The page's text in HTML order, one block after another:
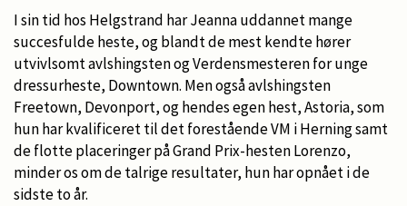
I sin tid hos Helgstrand har Jeanna uddannet mange
succesfulde heste, og blandt de mest kendte hører
utvivlsomt avlshingsten og Verdensmesteren for unge
dressurheste, Downtown. Men også avlshingsten
Freetown, Devonport, og hendes egen hest, Astoria, som
hun har kvalificeret til det forestående VM i Herning samt
de flotte placeringer på Grand Prix-hesten Lorenzo,
minder os om de talrige resultater, hun har opnået i de
sidste to år.